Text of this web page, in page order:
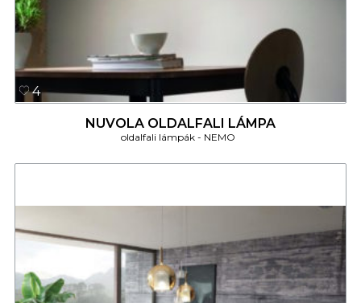
4
NUVOLA OLDALFALI LÁMPA
oldalfali lámpák NEMO